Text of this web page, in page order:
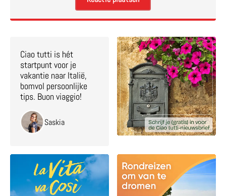
Ciao tutti is hét
startpunt voor je
vakantie naar Italië,
bomvol persoonlijke
tips. Buon viaggio!
Saskia